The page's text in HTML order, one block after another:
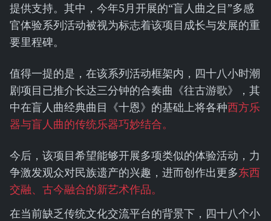
提供支持。其中，今年5月开展的“盲人曲之目”多感
官体验系列活动被视为标志着该项目成长与发展的重
要里程碑。
值得一提的是，在该系列活动框架内，四十八小时潮
剧项目已推介长达三分钟的合奏曲《往古游歌》，其
中在盲人曲经典曲目《十恩》的基础上将各种西方乐
器与盲人曲的传统乐器巧妙结合。
今后，该项目希望能够开展多项类似的体验活动，力
争激发观众对民族遗产的兴趣，进而创作出更多东西
交融、古今融合的新艺术作品。
在当前缺乏传统文化交流平台的背景下，四十八个小